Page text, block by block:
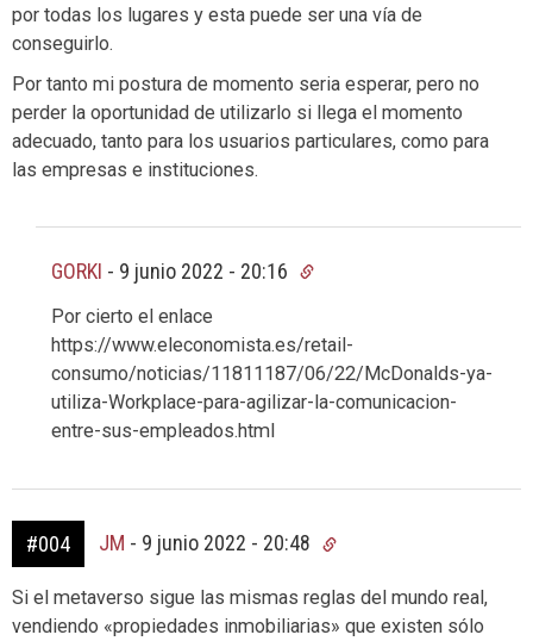
por todas los lugares y esta puede ser una vía de
conseguirlo.
Por tanto mi postura de momento seria esperar, pero no
perder la oportunidad de utilizarlo si llega el momento
adecuado, tanto para los usuarios particulares, como para
las empresas e instituciones.
GORKI - 9 junio 2022 - 20:16
Por cierto el enlace
https://www.eleconomista.es/retail-
consumo/noticias/11811187/06/22/McDonalds-ya-
utiliza-Workplace-para-agilizar-la-comunicacion-
entre-sus-empleados.html
#004 JM - 9 junio 2022 - 20:48
Si el metaverso sigue las mismas reglas del mundo real,
vendiendo «propiedades inmobiliarias» que existen sólo